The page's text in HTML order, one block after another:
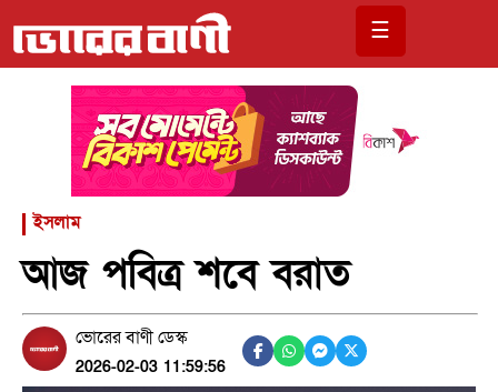
☰
ইসলাম
আজ পবিত্র শবে বরাত
ভোরের বাণী ডেস্ক
2026-02-03 11:59:56